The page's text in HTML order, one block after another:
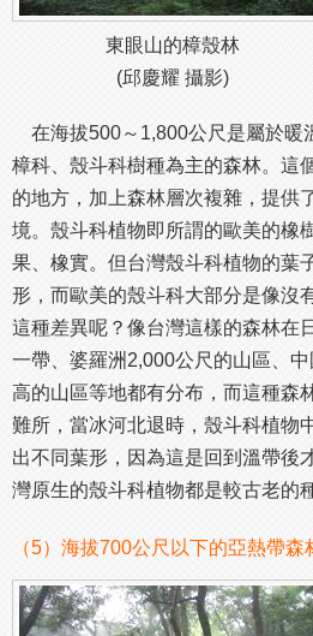
東眼山的樟殼林
(邱慶耀 攝影)
在海拔500～1,800公尺是屬於暖
樟科、殼斗科樹種為主的森林。這
的地方，加上森林層次複雜，提供
境。殼斗科植物即所謂的歐美的橡
果、橡實。但台灣殼斗科植物的葉
形，而歐美的殼斗科大部分是像沒
這種差異呢？像台灣這樣的森林在
一帶、婆羅洲2,000公尺的山區、
高的山區等地都有分布，而這種森
難所，當冰河北退時，殼斗科植物
出不同葉形，因為這是回到溫帶後
灣原生的殼斗科植物都是較古老的
（5）海拔700公尺以下的亞熱帶森